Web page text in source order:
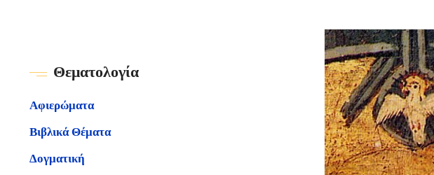
Θεματολογία
Αφιερώματα
Βιβλικά Θέματα
Δογματική